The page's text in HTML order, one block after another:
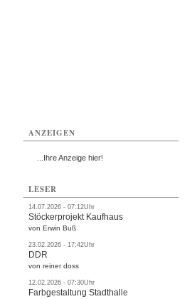
ANZEIGEN
...Ihre Anzeige hier!
LESER
14.07.2026 - 07:12Uhr
Stöckerprojekt Kaufhaus
von Erwin Buß
23.02.2026 - 17:42Uhr
DDR
von reiner doss
12.02.2026 - 07:30Uhr
Farbgestaltung Stadthalle